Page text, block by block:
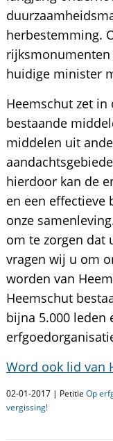
herbestemming.
huidige minister
Heemschut zet
bestaande
middelen uit
hierdoor kan de
en een effectieve
onze
om te zorgen dat
vragen wij u om
worden van
Heemschut
bijna 5.000 leden
Word ook lid van
02-01-2017 | Petitie Op
vergissing!